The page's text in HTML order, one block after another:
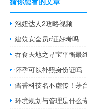
泡妞达人2攻略视频
建筑安全员c证好考吗
吞食天地之寻宝平衡最
怀孕可以补照身份证吗
酱香科技名不虚传！茅
环境规划与管理是什么